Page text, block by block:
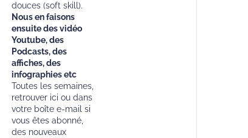
douces (soft skill).
Nous en faisons
ensuite des vidéo
Youtube, des
Podcasts, des
affiches, des
infographies etc
Toutes les semaines,
retrouver ici ou dans
votre boîte e-mail si
vous êtes abonné,
des nouveaux